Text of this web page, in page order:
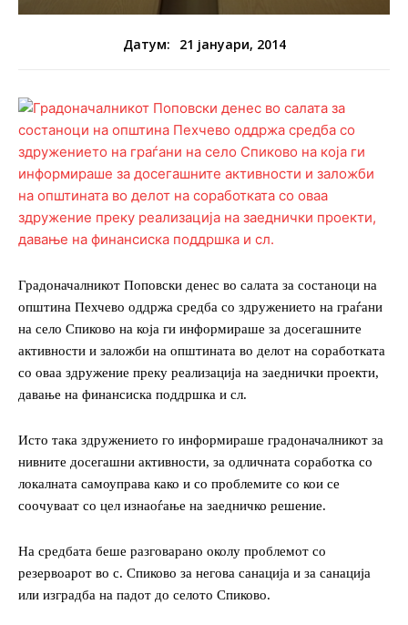
Датум: 21 јануари, 2014
Градоначалникот Поповски денес во салата за состаноци на
општина Пехчево оддржа средба со здружението на граѓани
на село Спиково на која ги информираше за досегашните
активности и заложби на општината во делот на соработката
со оваа здружение преку реализација на заеднички проекти,
давање на финансиска поддршка и сл.
Исто така здружението го информираше градоначалникот за
нивните досегашни активности, за одличната соработка со
локалната самоуправа како и со проблемите со кои се
соочуваат со цел изнаоѓање на заедничко решение.
На средбата беше разговарано околу проблемот со
резервоарот во с. Спиково за негова санација и за санација
или изградба на падот до селото Спиково.